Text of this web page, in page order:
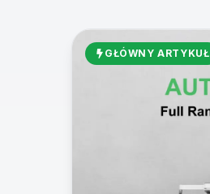
GŁÓWNY ARTYKUŁ